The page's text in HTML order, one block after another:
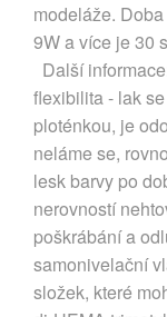
modeláže.
9W a více je 30
Další
flexibilita - lak
ploténkou, je
neláme se,
lesk barvy po
nerovností
poškrábání a
samonivelační
složek, které